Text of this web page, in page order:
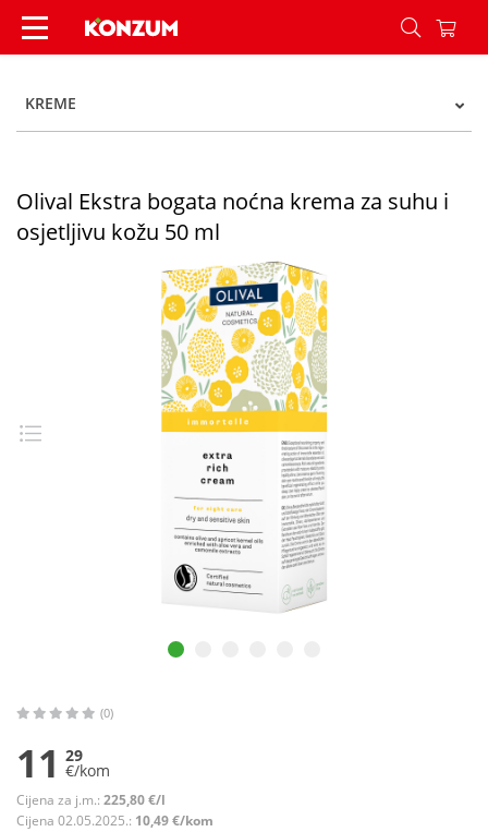
Olival Ekstra bogata noćna krema za suhu i
KREME
Olival Ekstra bogata noćna krema za suhu i
osjetljivu kožu 50 ml
(0)
11 29
€/kom
Cijena za j.m.: 225,80 €/l
Cijena 02.05.2025.: 10,49 €/kom